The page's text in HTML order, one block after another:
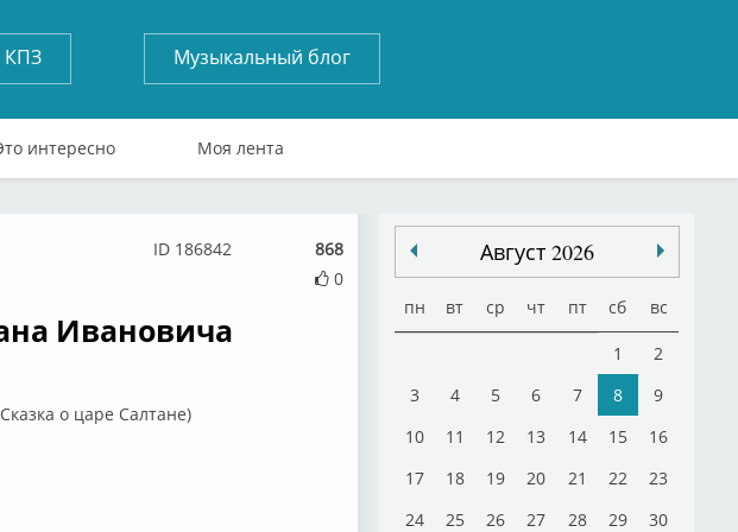
КПЗ Музыкальный блог
интересно Моя лента
868
0
ID 186842
Ивановича
о царе Салтане)
Август 2026
пн вт ср чт пт сб вс
1
2
3
4 5 6 7 8
9
10
11 12 13 14 15
16
17
18 19 20 21 22
23
24
25 26 27 28 29
30